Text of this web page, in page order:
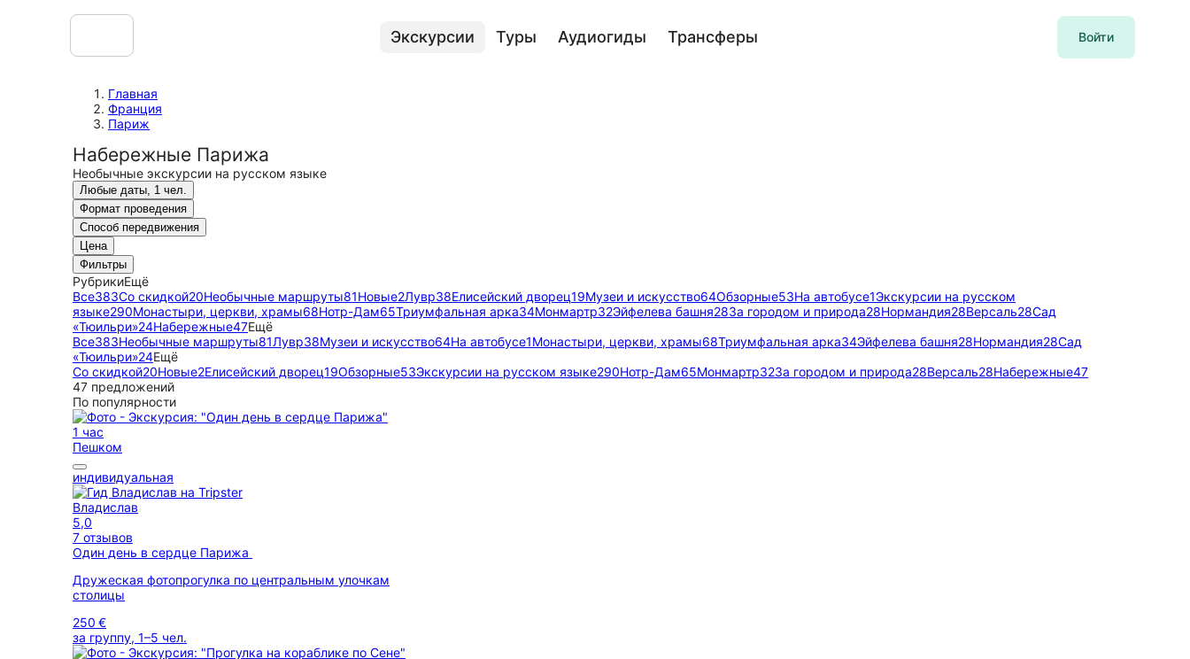
Экскурсии Туры Аудиогиды Трансферы Войти
Главная
Франция
Париж
Набережные Парижа
Необычные экскурсии на русском языке
Любые даты, 1 чел.
Формат проведения
Способ передвижения
Цена
Фильтры
РубрикиЕщё
Все383Со скидкой20Необычные маршруты81Новые2Лувр38Елисейский дворец19Музеи и искусство64Обзорные53На автобусе1Экскурсии на русском
языке290Монастыри, церкви, храмы68Нотр-Дам65Триумфальная арка34Монмартр32Эйфелева башня28За городом и природа28Нормандия28Версаль28Сад
«Тюильри»24Набережные47Ещё
Все383Необычные маршруты81Лувр38Музеи и искусство64На автобусе1Монастыри, церкви, храмы68Триумфальная арка34Эйфелева башня28Нормандия28Сад
«Тюильри»24Ещё
Со скидкой20Новые2Елисейский дворец19Обзорные53Экскурсии на русском языке290Нотр-Дам65Монмартр32За городом и природа28Версаль28Набережные47
47 предложений
По популярности
1 час
Пешком
индивидуальная
Владислав
5,0
7 отзывов
Один день в сердце Парижа
Дружеская фотопрогулка по центральным улочкам
столицы
250 €
за группу, 1–5 чел.